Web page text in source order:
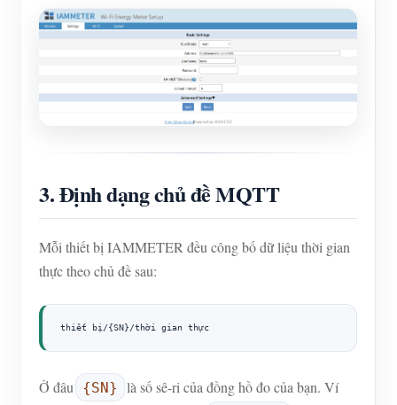
3. Định dạng chủ đề MQTT
Mỗi thiết bị IAMMETER đều công bố dữ liệu thời gian
thực theo chủ đề sau:
thiết bị/{SN}/thời gian thực
Ở đâu {SN}
là số sê-ri của đồng hồ đo của bạn. Ví